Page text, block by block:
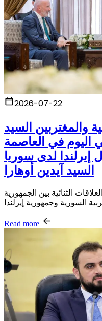
2026-07-22
والمغتربين السيد
اليوم في العاصمة
إيرلندا لدى سوريا
السيد آيدين أوهارا
الثنائية بين الجمهورية
السورية وجمهورية إيرلندا
Read more